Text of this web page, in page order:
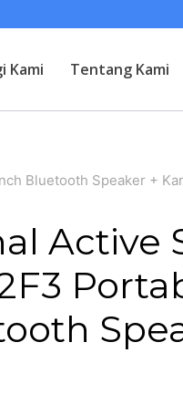
Kami Tentang Kami
Bluetooth Speaker +
Active